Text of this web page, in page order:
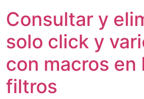
Consultar y
solo click y
con macros en
filtros